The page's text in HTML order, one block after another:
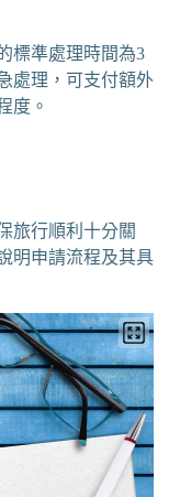
標準處理時間為3
處理，可支付額外
度。
旅行順利十分關
明申請流程及其具